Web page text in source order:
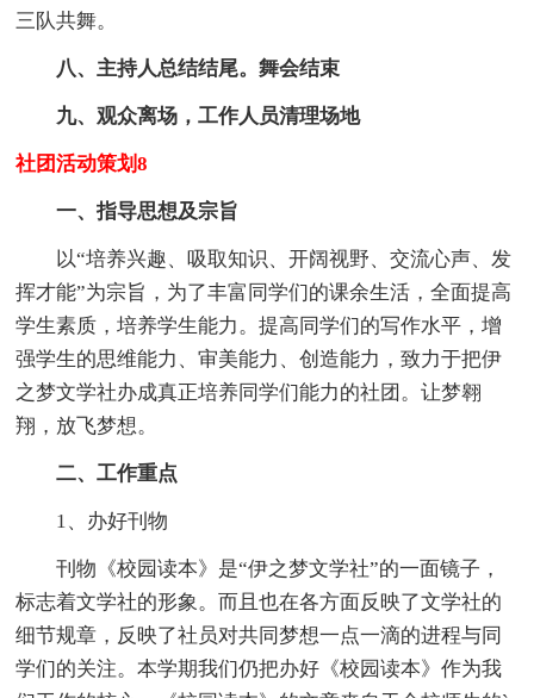
三队共舞。
八、主持人总结结尾。舞会结束
九、观众离场，工作人员清理场地
社团活动策划8
一、指导思想及宗旨
以“培养兴趣、吸取知识、开阔视野、交流心声、发
挥才能”为宗旨，为了丰富同学们的课余生活，全面提高
学生素质，培养学生能力。提高同学们的写作水平，增
强学生的思维能力、审美能力、创造能力，致力于把伊
之梦文学社办成真正培养同学们能力的社团。让梦翱
翔，放飞梦想。
二、工作重点
1、办好刊物
刊物《校园读本》是“伊之梦文学社”的一面镜子，
标志着文学社的形象。而且也在各方面反映了文学社的
细节规章，反映了社员对共同梦想一点一滴的进程与同
学们的关注。本学期我们仍把办好《校园读本》作为我